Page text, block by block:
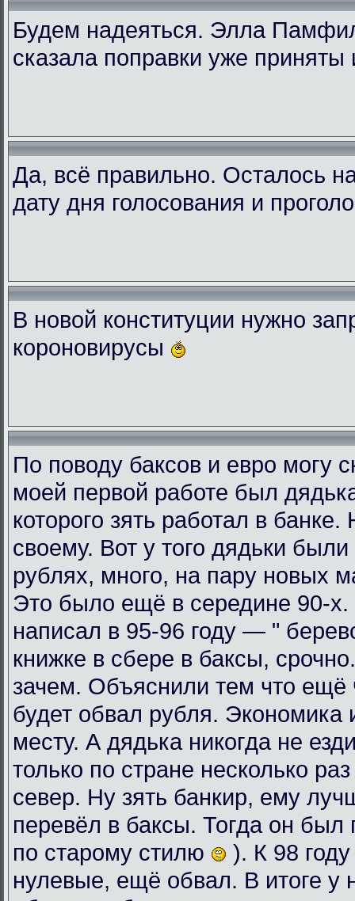
Будем надеяться. Элла
сказала поправки уже
Да, всё правильно. Осталось
дату дня голосования и
В новой конституции нужно
короновирусы
По поводу баксов и евро могу
моей первой работе был
которого зять работал в
своему. Вот у того дядьки
рублях, много, на пару новых
Это было ещё в середине 90-х.
написал в 95-96 году — "
книжке в сбере в баксы,
зачем. Объяснили тем что ещё
будет обвал рубля. Экономика
месту. А дядька никогда не
только по стране несколько
север. Ну зять банкир, ему
перевёл в баксы. Тогда он был
по старому стилю
). К 98
нулевые, ещё обвал. В итоге у